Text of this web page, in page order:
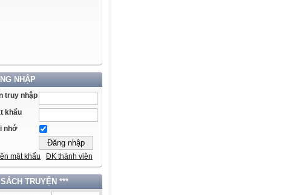
NHẬP
truy nhập
khẩu
nhớ
mật khẩu ĐK thành viên
TRUYỆN ***